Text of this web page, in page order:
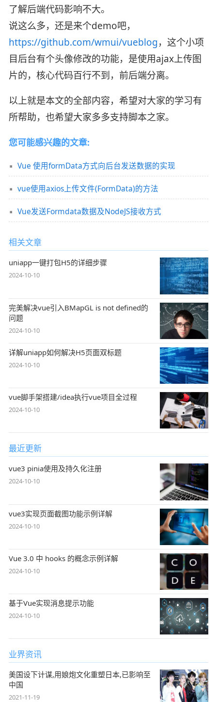
了解后端代码影响不大。
说这么多，还是来个demo吧，
https://github.com/wmui/vueblog，这个小项
目后台有个头像修改的功能，是使用ajax上传图
片的，核心代码百行不到，前后端分离。
以上就是本文的全部内容，希望对大家的学习有
所帮助，也希望大家多多支持脚本之家。
您可能感兴趣的文章:
Vue 使用formData方式向后台发送数据的实现
vue使用axios上传文件(FormData)的方法
Vue发送Formdata数据及NodeJS接收方式
相关文章
uniapp一键打包H5的详细步骤
2024-10-10
完美解决vue引入BMapGL is not defined的
问题
2024-10-10
详解uniapp如何解决H5页面双标题
2024-10-10
vue脚手架搭建/idea执行vue项目全过程
2024-10-10
最近更新
vue3 pinia使用及持久化注册
2024-10-10
vue3实现页面截图功能示例详解
2024-10-10
Vue 3.0 中 hooks 的概念示例详解
2024-10-10
基于Vue实现消息提示功能
2024-10-10
业界资讯
美国设下计谋,用娘炮文化重塑日本,已影响至
中国
2021-11-19